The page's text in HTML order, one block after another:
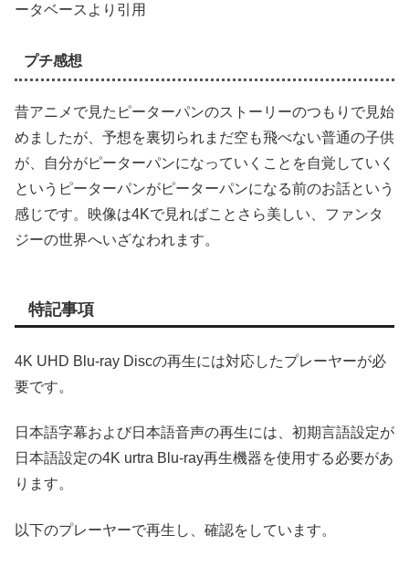
ータベースより引用
プチ感想
昔アニメで見たピーターパンのストーリーのつもりで見始
めましたが、予想を裏切られまだ空も飛べない普通の子供
が、自分がピーターパンになっていくことを自覚していく
というピーターパンがピーターパンになる前のお話という
感じです。映像は4Kで見ればことさら美しい、ファンタ
ジーの世界へいざなわれます。
特記事項
4K UHD Blu-ray Discの再生には対応したプレーヤーが必
要です。
日本語字幕および日本語音声の再生には、初期言語設定が
日本語設定の4K urtra Blu-ray再生機器を使用する必要があ
ります。
以下のプレーヤーで再生し、確認をしています。